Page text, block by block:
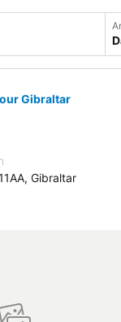
Gibraltar
Gibraltar